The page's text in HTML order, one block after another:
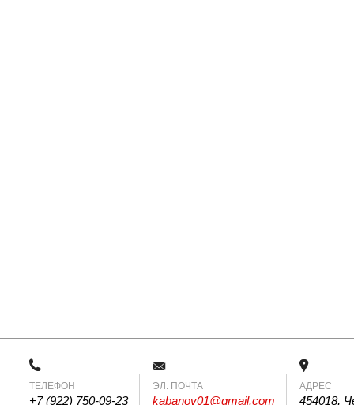
ТЕЛЕФОН
+7 (922) 750-09-23
ЭЛ. ПОЧТА
kabanov01@gmail.com
АДРЕС
454018,